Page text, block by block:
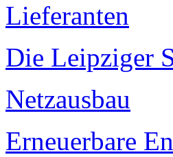
Lieferanten
Die Leipziger
Netzausbau
Erneuerbare